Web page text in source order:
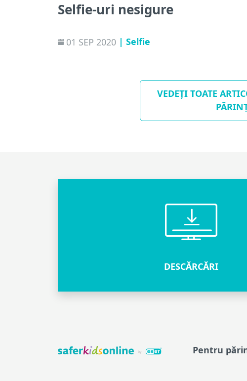
Selfie-uri nesigure
01 SEP 2020 | Selfie
VEDEȚI TOATE
DESCĂRCĂRI
Pentru